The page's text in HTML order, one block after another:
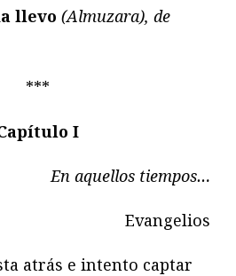
llevo (Almuzara), de
***
I
En aquellos tiempos…
Evangelios
atrás e intento captar